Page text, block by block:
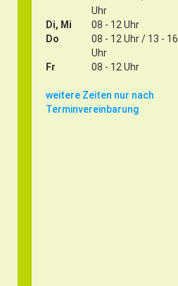
Uhr
Di, Mi
08 - 12 Uhr
Do
08 - 12 Uhr / 13 - 16
Uhr
Fr
08 - 12 Uhr
weitere Zeiten nur nach
Terminvereinbarung